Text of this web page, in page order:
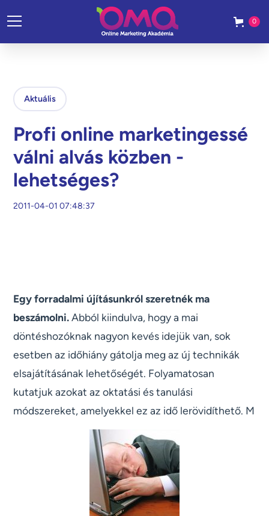
0
Aktuális
Profi online marketingessé
válni alvás közben -
lehetséges?
2011-04-01 07:48:37
Egy forradalmi újításunkról szeretnék ma
beszámolni.Abból kiindulva, hogy a mai
döntéshozóknak nagyon kevés idejük van, sok
esetben az időhiány gátolja meg az új technikák
elsajátításának lehetőségét. Folyamatosan
kutatjuk azokat az oktatási és tanulási
módszereket, amelyekkel ez az idő lerövidíthető. M